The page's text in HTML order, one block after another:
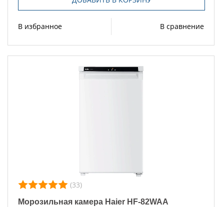
В избранное В сравнение
(33)
Морозильная камера Haier HF-82WAA